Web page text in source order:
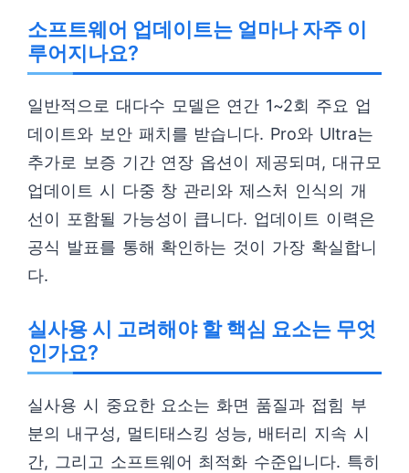
소프트웨어 업데이트는 얼마나 자주 이
루어지나요?
일반적으로 대다수 모델은 연간 1~2회 주요 업
데이트와 보안 패치를 받습니다. Pro와 Ultra는
추가로 보증 기간 연장 옵션이 제공되며, 대규모
업데이트 시 다중 창 관리와 제스처 인식의 개
선이 포함될 가능성이 큽니다. 업데이트 이력은
공식 발표를 통해 확인하는 것이 가장 확실합니
다.
실사용 시 고려해야 할 핵심 요소는 무엇
인가요?
실사용 시 중요한 요소는 화면 품질과 접힘 부
분의 내구성, 멀티태스킹 성능, 배터리 지속 시
간, 그리고 소프트웨어 최적화 수준입니다. 특히